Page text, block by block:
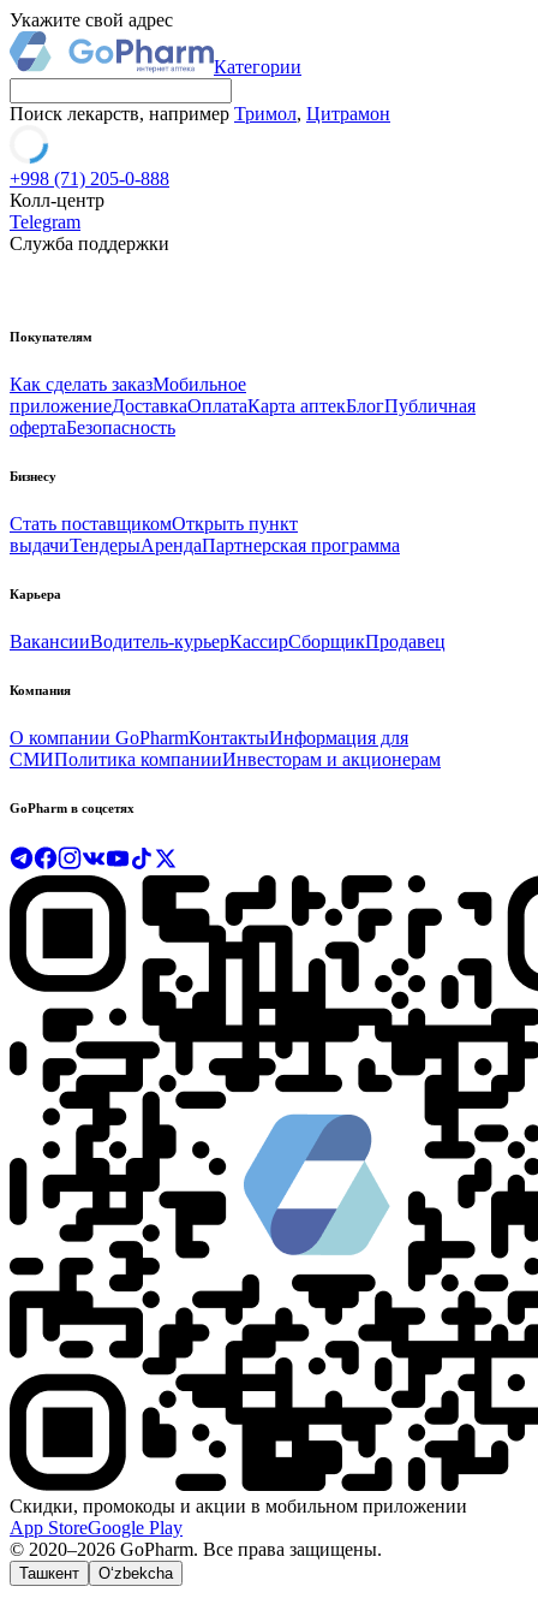
Укажите свой адрес
Категории
Поиск лекарств, например Тримол, Цитрамон
+998 (71) 205-0-888
Колл-центр
Telegram
Служба поддержки
Покупателям
Как сделать заказМобильное
приложениеДоставкаОплатаКарта аптекБлогПубличная
офертаБезопасность
Бизнесу
Стать поставщикомОткрыть пункт
выдачиТендерыАрендаПартнерская программа
Карьера
ВакансииВодитель-курьерКассирСборщикПродавец
Компания
О компании GoPharmКонтактыИнформация для
СМИПолитика компанииИнвесторам и акционерам
GoPharm в соцсетях
Скидки, промокоды и акции в мобильном приложении
App StoreGoogle Play
© 2020–2026 GoPharm. Все права защищены.
Ташкент O‘zbekcha